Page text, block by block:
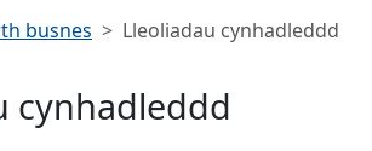
busnes Lleoliadau cynhadleddd
cynhadleddd